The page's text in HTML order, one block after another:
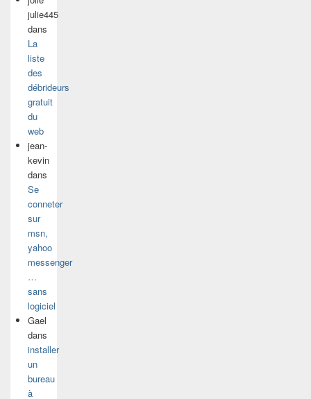
julie445
dans
La
liste
des
débrideurs
gratuit
du
web
jean-
kevin
dans
Se
conneter
sur
msn,
yahoo
messenger
…
sans
logiciel
Gael
dans
installer
un
bureau
à